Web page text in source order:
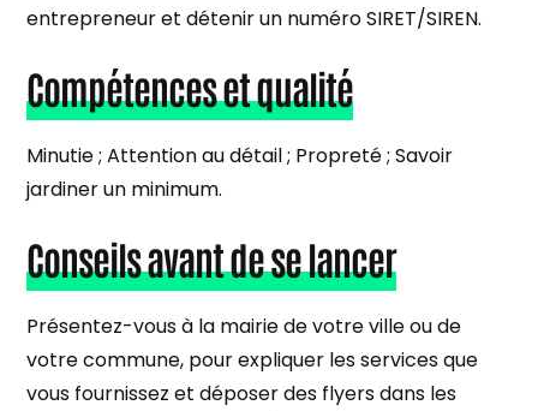
entrepreneur et détenir un numéro SIRET/SIREN.
Compétences et qualité
Minutie ; Attention au détail ; Propreté ; Savoir
jardiner un minimum.
Conseils avant de se lancer
Présentez-vous à la mairie de votre ville ou de
votre commune, pour expliquer les services que
vous fournissez et déposer des flyers dans les